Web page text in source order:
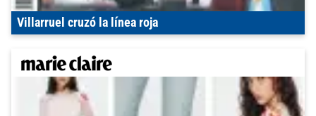
Villarruel cruzó la línea roja